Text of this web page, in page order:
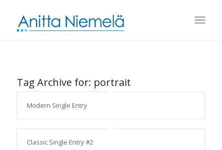
Tag Archive for: portrait
Modern Single Entry
Classic Single Entry #2